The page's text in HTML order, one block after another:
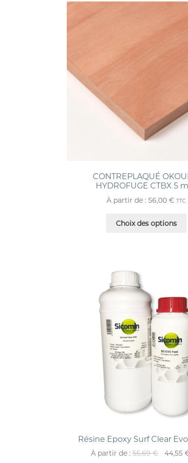
CONTREPLAQUÉ
HYDROFUGE CTBX 5
À partir de : 56,00 € TTC
Choix des options
Résine Epoxy Surf Clear Evo
À partir de :55,69€ 44,55